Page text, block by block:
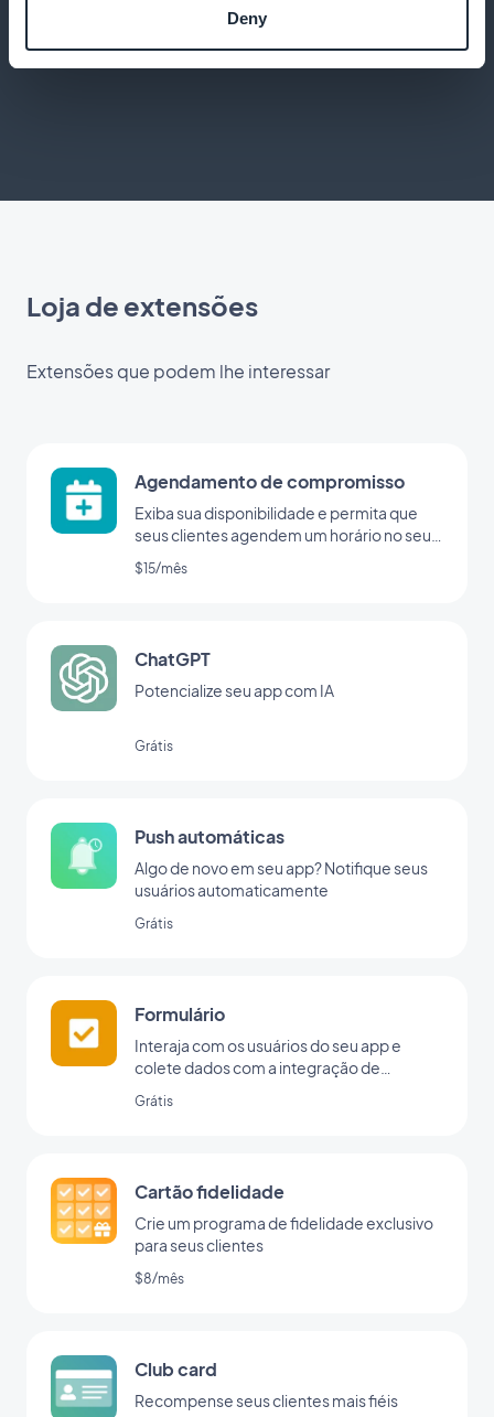
Deny
todos os recursos de um aplicativo nativo
Loja de extensões
Extensões que podem lhe interessar
Agendamento de compromisso
Exiba sua disponibilidade e permita que
seus clientes agendem um horário no seu
app
$15/mês
ChatGPT
Potencialize seu app com IA
Grátis
Push automáticas
Algo de novo em seu app? Notifique seus
usuários automaticamente
Grátis
Formulário
Interaja com os usuários do seu app e
colete dados com a integração de
Grátis
Cartão fidelidade
Crie um programa de fidelidade exclusivo
para seus clientes
$8/mês
Club card
Recompense seus clientes mais fiéis